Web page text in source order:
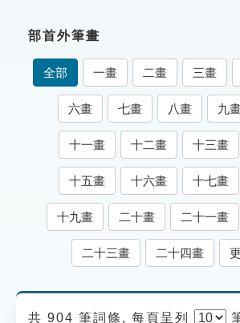
成語故事
索引選單
知識索引
單字索引
生命大百科索引
遊戲專區
貓頭鷹博士
部首外筆畫
全部 一畫 二畫 三畫
六畫 七畫 八畫 九
十一畫 十二畫 十三畫
十五畫 十六畫 十七畫
十九畫 二十畫 二十一畫
二十三畫 二十四畫
共 904 筆詞條, 每頁呈列